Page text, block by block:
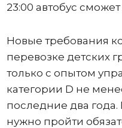
23:00 автобус
Новые требования
перевозке детских
только с опытом
категории D не
последние два
нужно пройти